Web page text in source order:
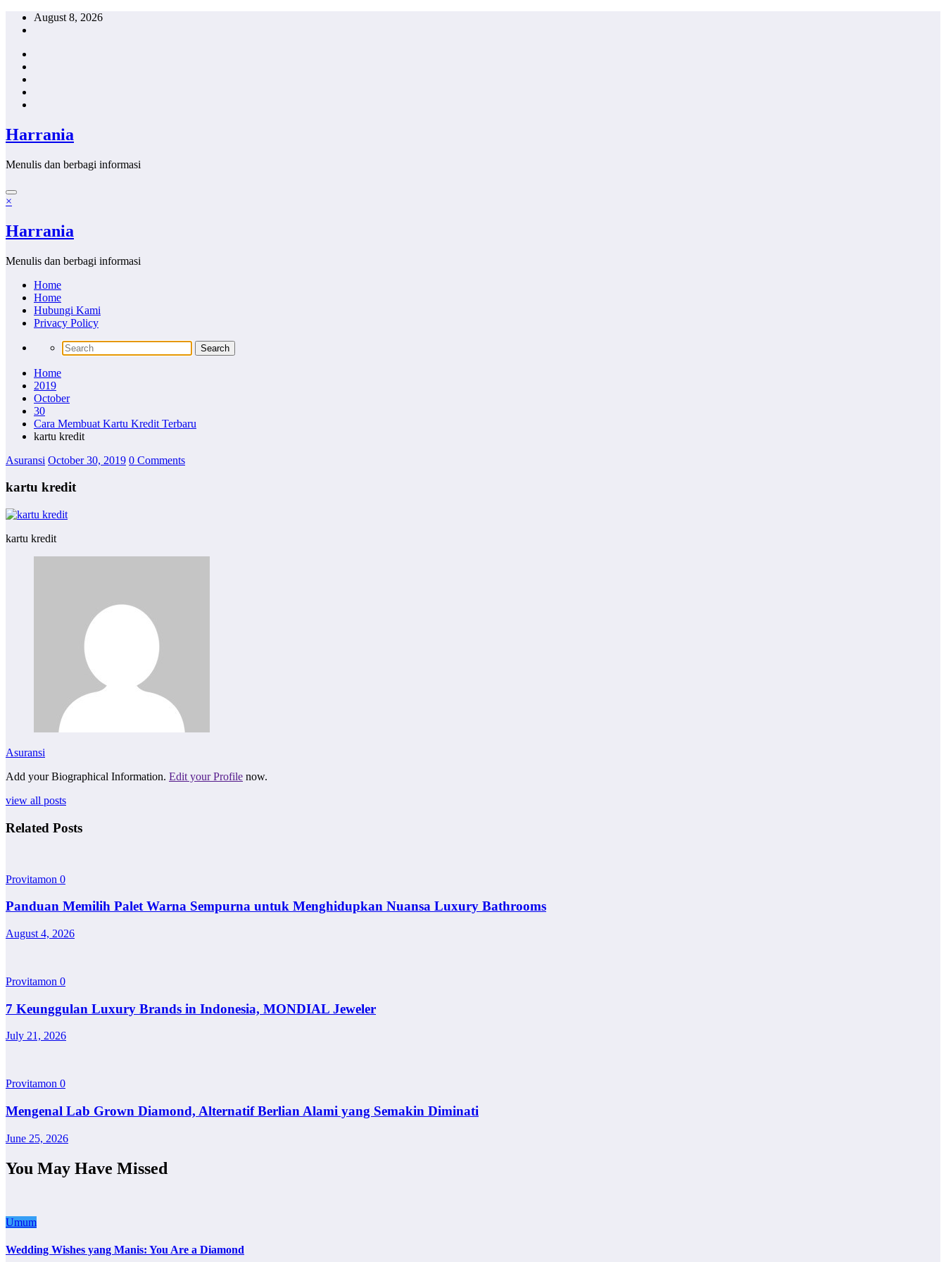
Skip
August 8, 2026
Harrania
Menulis dan berbagi informasi
×
Harrania
Menulis dan berbagi informasi
Home
Home
Hubungi Kami
Privacy Policy
Home
2019
October
30
Cara Membuat Kartu Kredit Terbaru
kartu kredit
Asuransi October 30, 2019 0 Comments
kartu kredit
kartu kredit
Asuransi
Add your Biographical Information. Edit your Profile now.
view all posts
Related Posts
Provitamon 0
Panduan Memilih Palet Warna Sempurna untuk Menghidupkan Nuansa Luxury Bathrooms
August 4, 2026
Provitamon 0
7 Keunggulan Luxury Brands in Indonesia, MONDIAL Jeweler
July 21, 2026
Provitamon 0
Mengenal Lab Grown Diamond, Alternatif Berlian Alami yang Semakin Diminati
June 25, 2026
You May Have Missed
Umum
Wedding Wishes yang Manis: You Are a Diamond